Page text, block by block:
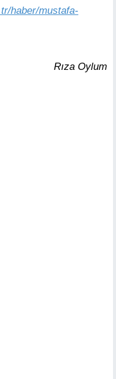
haber/mustafa-
Rıza Oylum